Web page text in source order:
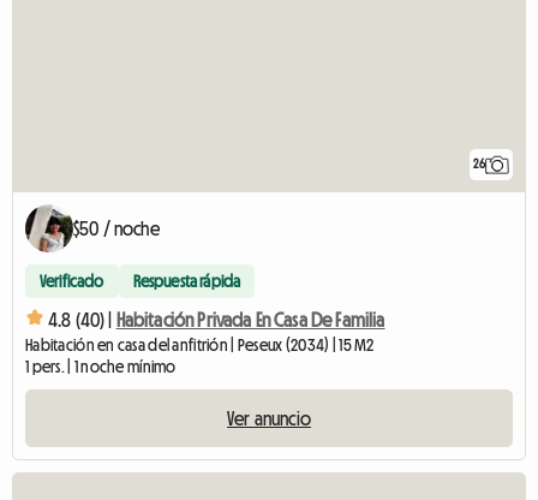
26
$50 / noche
Verificado Respuesta rápida
4.8 (40) | Habitación Privada En Casa De Familia
Habitación en casa del anfitrión | Peseux (2034) | 15 M2
1 pers. | 1 noche mínimo
Ver anuncio